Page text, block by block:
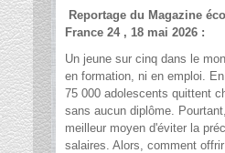
Reportage du Magazine
France 24 , 18 mai 2026 :
Un jeune sur cinq dans le
en formation, ni en emploi.
75 000 adolescents quittent
sans aucun diplôme.
meilleur moyen d'éviter la
salaires. Alors, comment